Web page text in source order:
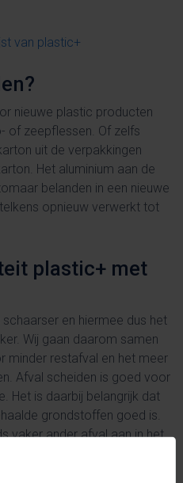
van plastic+
nieuwe plastic producten
of zeepflessen. Of zelfs
uit de verpakkingen
Het aluminium aan de
belanden in een nieuwe
opnieuw verwerkt tot
plastic+ met
en hiermee dus het
Wij gaan daarom samen
minder restafval en het meer
Afval scheiden is goed voor
Het is daarbij belangrijk dat
grondstoffen goed is.
vaker ander afval aan in het